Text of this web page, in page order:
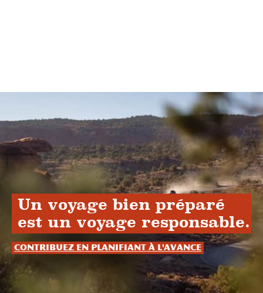
Un voyage bien préparé
est un voyage responsable.
Contribuez en planifiant à l'avance